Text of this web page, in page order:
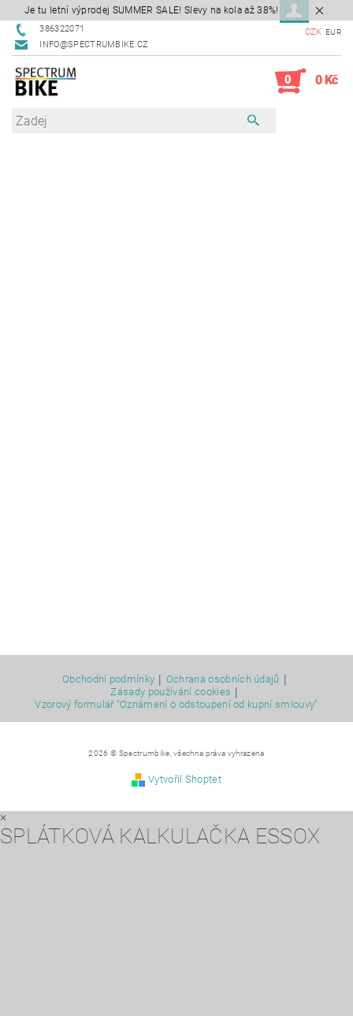
Je tu letní výprodej SUMMER SALE! Slevy na kola až 38%!
386322071
INFO@SPECTRUMBIKE.CZ
CZK EUR
0 0 Kč
Obchodní podmínky Ochrana osobních údajů
Zásady používání cookies
Vzorový formulář "Oznámení o odstoupení od kupní smlouvy"
2026 © Spectrumbike, všechna práva vyhrazena
Vytvořil Shoptet
×
SPLÁTKOVÁ KALKULAČKA ESSOX